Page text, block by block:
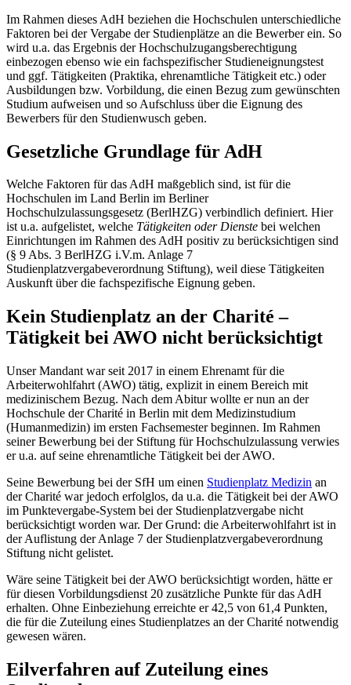
Im Rahmen dieses AdH beziehen die Hochschulen unterschiedliche
Faktoren bei der Vergabe der Studienplätze an die Bewerber ein. So
wird u.a. das Ergebnis der Hochschulzugangsberechtigung
einbezogen ebenso wie ein fachspezifischer Studieneignungstest
und ggf. Tätigkeiten (Praktika, ehrenamtliche Tätigkeit etc.) oder
Ausbildungen bzw. Vorbildung, die einen Bezug zum gewünschten
Studium aufweisen und so Aufschluss über die Eignung des
Bewerbers für den Studienwusch geben.
Gesetzliche Grundlage für AdH
Welche Faktoren für das AdH maßgeblich sind, ist für die
Hochschulen im Land Berlin im Berliner
Hochschulzulassungsgesetz (BerlHZG) verbindlich definiert. Hier
ist u.a. aufgelistet, welche Tätigkeiten oder Dienste bei welchen
Einrichtungen im Rahmen des AdH positiv zu berücksichtigen sind
(§ 9 Abs. 3 BerlHZG i.V.m. Anlage 7
Studienplatzvergabeverordnung Stiftung), weil diese Tätigkeiten
Auskunft über die fachspezifische Eignung geben.
Kein Studienplatz an der Charité –
Tätigkeit bei AWO nicht berücksichtigt
Unser Mandant war seit 2017 in einem Ehrenamt für die
Arbeiterwohlfahrt (AWO) tätig, explizit in einem Bereich mit
medizinischem Bezug. Nach dem Abitur wollte er nun an der
Hochschule der Charité in Berlin mit dem Medizinstudium
(Humanmedizin) im ersten Fachsemester beginnen. Im Rahmen
seiner Bewerbung bei der Stiftung für Hochschulzulassung verwies
er u.a. auf seine ehrenamtliche Tätigkeit bei der AWO.
Seine Bewerbung bei der SfH um einen Studienplatz Medizin an
der Charité war jedoch erfolglos, da u.a. die Tätigkeit bei der AWO
im Punktevergabe-System bei der Studienplatzvergabe nicht
berücksichtigt worden war. Der Grund: die Arbeiterwohlfahrt ist in
der Auflistung der Anlage 7 der Studienplatzvergabeverordnung
Stiftung nicht gelistet.
Wäre seine Tätigkeit bei der AWO berücksichtigt worden, hätte er
für diesen Vorbildungsdienst 20 zusätzliche Punkte für das AdH
erhalten. Ohne Einbeziehung erreichte er 42,5 von 61,4 Punkten,
die für die Zuteilung eines Studienplatzes an der Charité notwendig
gewesen wären.
Eilverfahren auf Zuteilung eines